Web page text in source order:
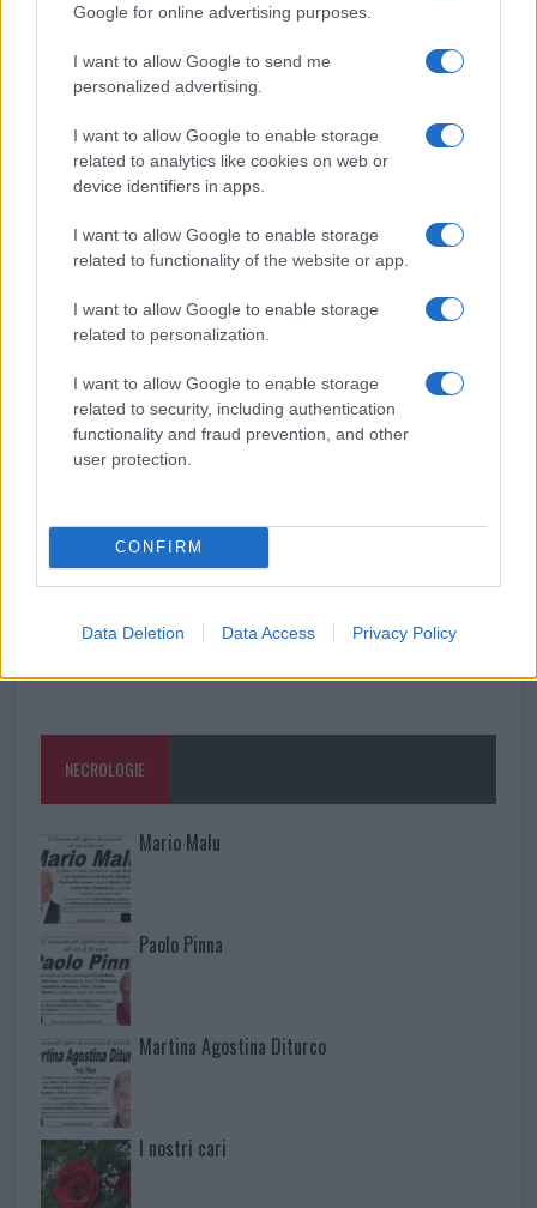
Google for online advertising purposes.
I want to allow Google to send me
personalized advertising.
I want to allow Google to enable storage
related to analytics like cookies on web or
device identifiers in apps.
I want to allow Google to enable storage
related to functionality of the website or app.
I want to allow Google to enable storage
related to personalization.
I want to allow Google to enable storage
related to security, including authentication
functionality and fraud prevention, and other
user protection.
CONFIRM
Data Deletion Data Access Privacy Policy
Calangianus, dopo le polemiche il centro
accoglienza minori chiude
Olbia, divieto di sosta contro spaccio e degrado:
esplode la protesta
Pausa caffè impeccabile: come scegliere la
soluzione ideale per la casa e l’ufficio
Monte Pino, la fine di un lungo dolore: storia e
Raid nelle campagne di Berchidda, rischio per
la rete elettrica
NECROLOGIE
Mario Malu
Paolo Pinna
Martina Agostina Diturco
I nostri cari